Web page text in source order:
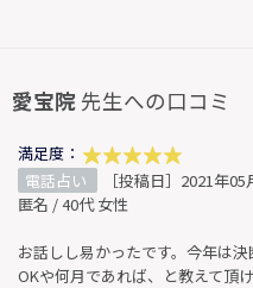
愛宝院 先生への口コミ
満足度：
電話占い
［投稿日］2021年05
匿名 / 40代 女性
お話しし易かったです。今年は
OKや何月であれば、と教えて頂け